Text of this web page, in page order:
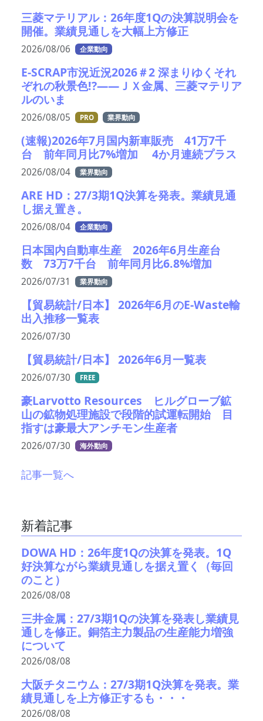
三菱マテリアル：26年度1Qの決算説明会を
開催。業績見通しを大幅上方修正
2026/08/06 企業動向
E-SCRAP市況近況2026＃2 深まりゆくそれ
ぞれの秋景色!?――ＪＸ金属、三菱マテリア
ルのいま
2026/08/05 PRO 業界動向
(速報)2026年7月国内新車販売 41万7千
台 前年同月比7%増加 4か月連続プラス
2026/08/04 業界動向
ARE HD：27/3期1Q決算を発表。業績見通
し据え置き。
2026/08/04 企業動向
日本国内自動車生産 2026年6月生産台
数 73万7千台 前年同月比6.8%増加
2026/07/31 業界動向
【貿易統計/日本】 2026年6月のE-Waste輸
出入推移一覧表
2026/07/30
【貿易統計/日本】 2026年6月一覧表
2026/07/30 FREE
豪Larvotto Resources ヒルグローブ鉱
山の鉱物処理施設で段階的試運転開始 目
指すは豪最大アンチモン生産者
2026/07/30 海外動向
記事一覧へ
新着記事
DOWA HD：26年度1Qの決算を発表。1Q
好決算ながら業績見通しを据え置く（毎回
のこと）
2026/08/08
三井金属：27/3期1Qの決算を発表し業績見
通しを修正。銅箔主力製品の生産能力増強
について
2026/08/08
大阪チタニウム：27/3期1Q決算を発表。業
績見通しを上方修正するも・・・
2026/08/08